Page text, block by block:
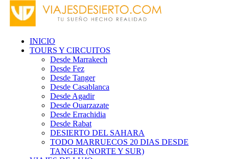
INICIO
TOURS Y CIRCUITOS
Desde Marrakech
Desde Fez
Desde Tanger
Desde Casablanca
Desde Agadir
Desde Ouarzazate
Desde Errachidia
Desde Rabat
DESIERTO DEL SAHARA
TODO MARRUECOS 20 DIAS DESDE
TANGER (NORTE Y SUR)